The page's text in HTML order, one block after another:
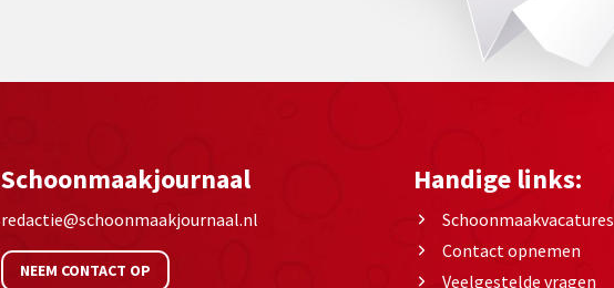
Schoonmaakjournaal
redactie@schoonmaakjournaal.nl
NEEM CONTACT OP
Handige links:
Schoonmaakvacatures
Contact opnemen
Veelgestelde vragen